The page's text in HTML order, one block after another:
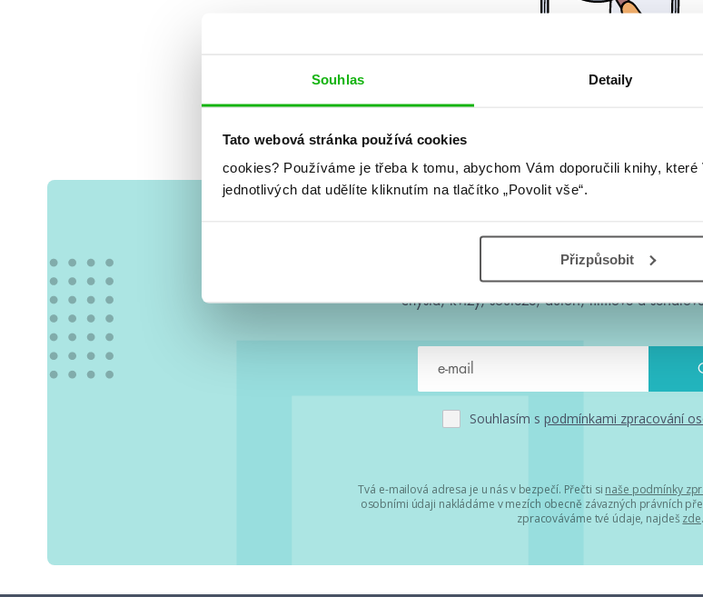
Souhlas Detaily
Tato webová stránka používá cookies
cookies? Používáme je třeba k tomu, abychom Vám doporučili knihy,
jednotlivých dat udělíte kliknutím na tlačítko „Povolit vše“.
Přizpůsobit
Vše kolem #youngadult každý měsíc rovnou do
chystá, kvízy, soutěže, autoři, filmové a
Souhlasím s podmínkami zpracování
Tvá e-mailová adresa je u nás v bezpečí. Přečti si naše podmínky
osobními údaji nakládáme v mezích obecně závazných právních
zpracováváme tvé údaje, najdeš zde.